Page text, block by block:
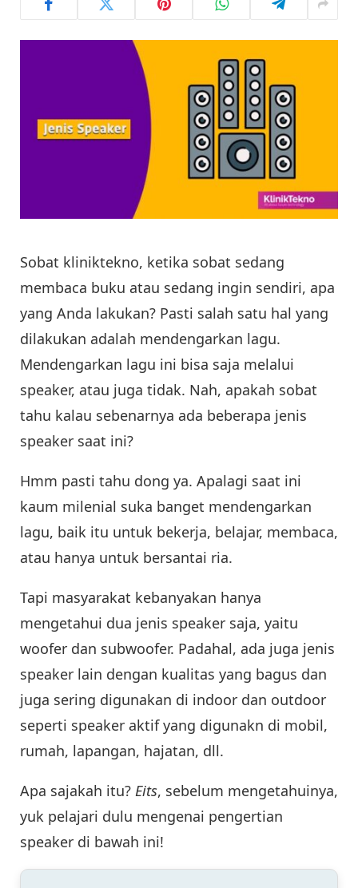
Sobat kliniktekno, ketika sobat sedang
membaca buku atau sedang ingin sendiri, apa
yang Anda lakukan? Pasti salah satu hal yang
dilakukan adalah mendengarkan lagu.
Mendengarkan lagu ini bisa saja melalui
speaker, atau juga tidak. Nah, apakah sobat
tahu kalau sebenarnya ada beberapa jenis
speaker saat ini?
Hmm pasti tahu dong ya. Apalagi saat ini
kaum milenial suka banget mendengarkan
lagu, baik itu untuk bekerja, belajar, membaca,
atau hanya untuk bersantai ria.
Tapi masyarakat kebanyakan hanya
mengetahui dua jenis speaker saja, yaitu
woofer dan subwoofer. Padahal, ada juga jenis
speaker lain dengan kualitas yang bagus dan
juga sering digunakan di indoor dan outdoor
seperti speaker aktif yang digunakn di mobil,
rumah, lapangan, hajatan, dll.
Apa sajakah itu? Eits, sebelum mengetahuinya,
yuk pelajari dulu mengenai pengertian
speaker di bawah ini!